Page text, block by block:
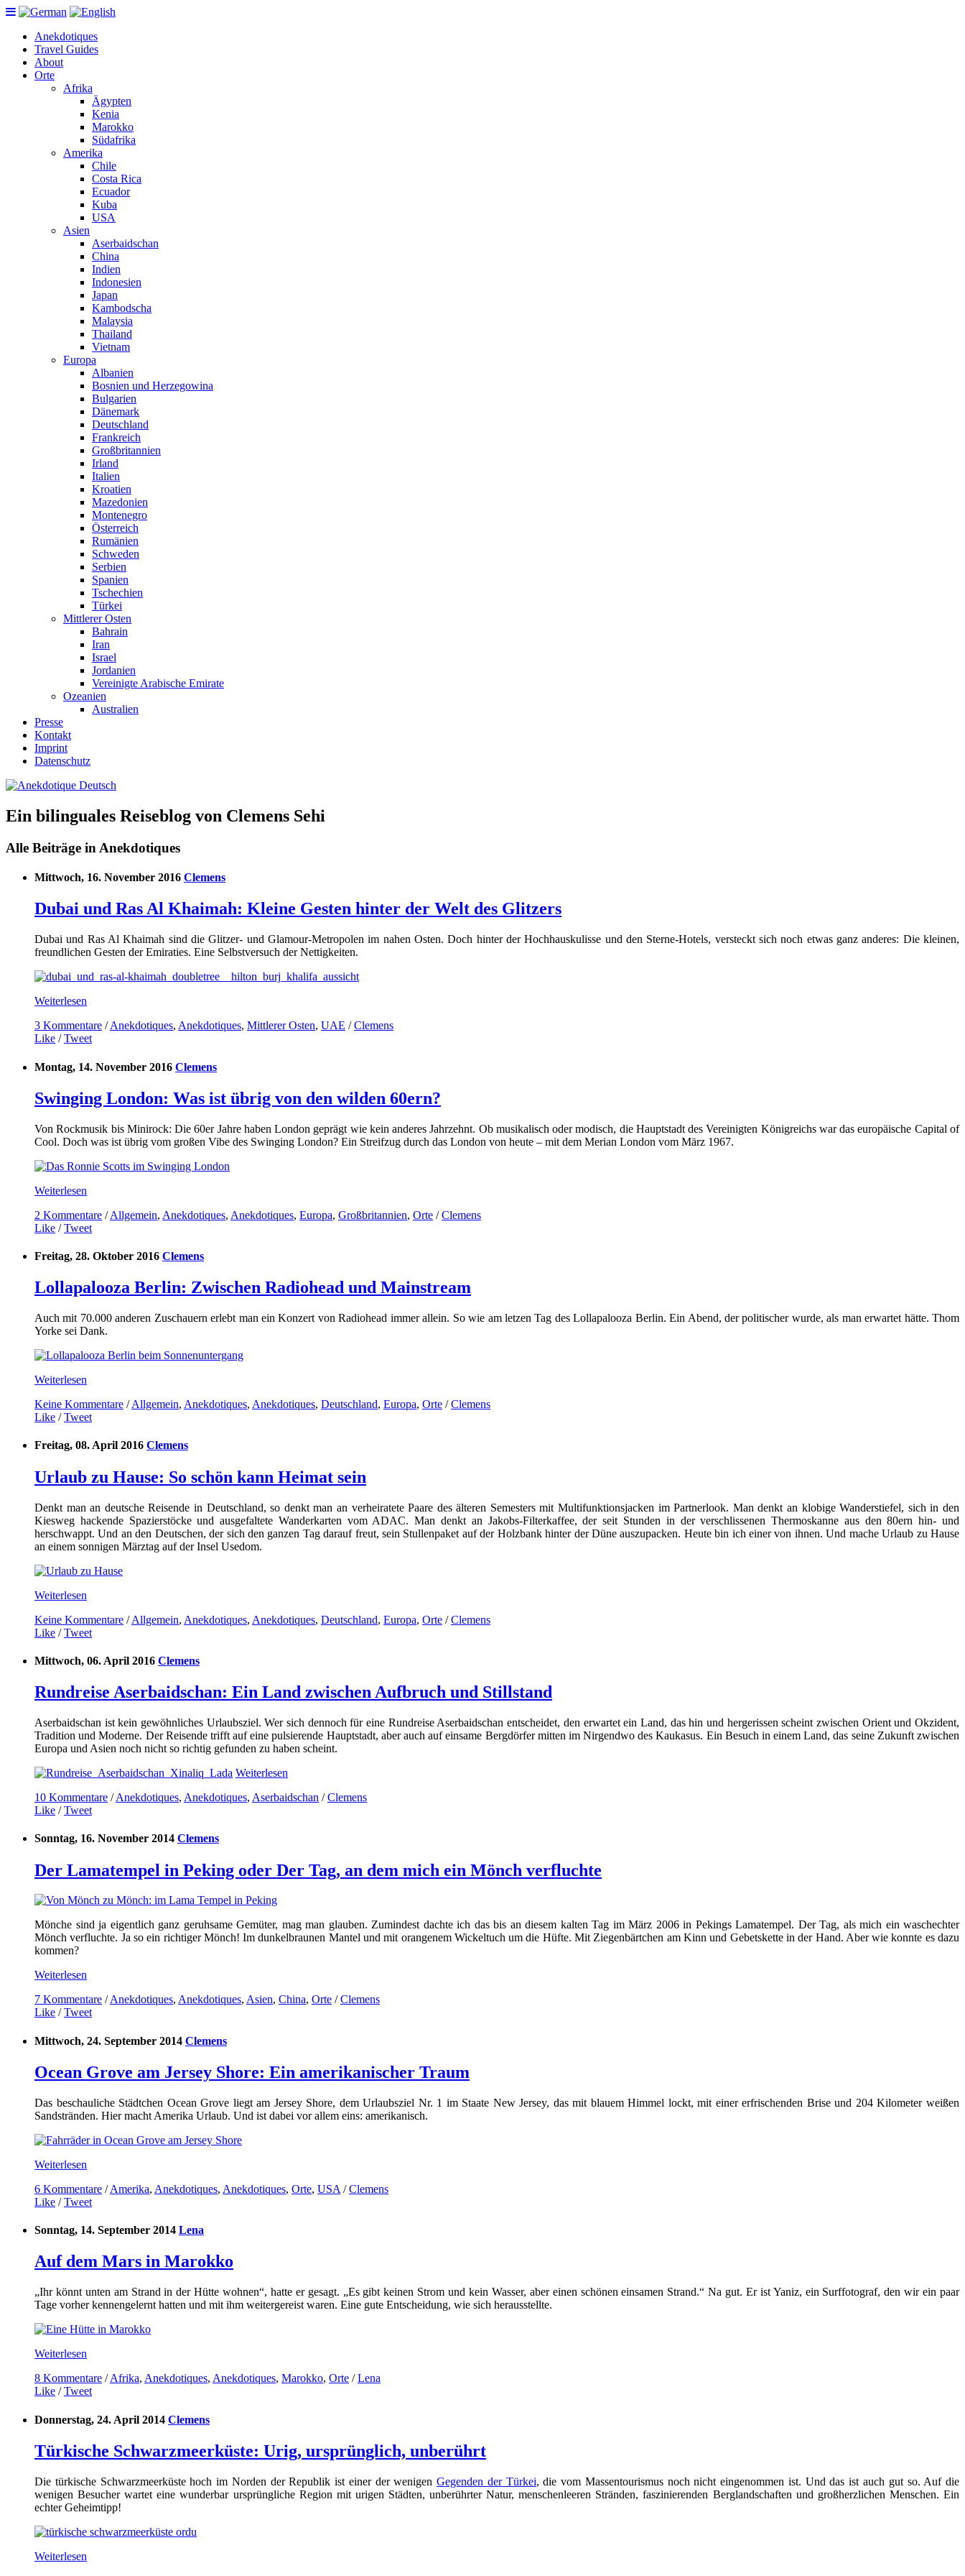
Anekdotiques
Travel Guides
About
Orte
Afrika
Ägypten
Kenia
Marokko
Südafrika
Amerika
Chile
Costa Rica
Ecuador
Kuba
USA
Asien
Aserbaidschan
China
Indien
Indonesien
Japan
Kambodscha
Malaysia
Thailand
Vietnam
Europa
Albanien
Bosnien und Herzegowina
Bulgarien
Dänemark
Deutschland
Frankreich
Großbritannien
Irland
Italien
Kroatien
Mazedonien
Montenegro
Österreich
Rumänien
Schweden
Serbien
Spanien
Tschechien
Türkei
Mittlerer Osten
Bahrain
Iran
Israel
Jordanien
Vereinigte Arabische Emirate
Ozeanien
Australien
Presse
Kontakt
Imprint
Datenschutz
Ein bilinguales Reiseblog von Clemens Sehi
Alle Beiträge in Anekdotiques
Mittwoch, 16. November 2016 Clemens
Dubai und Ras Al Khaimah: Kleine Gesten hinter der Welt des Glitzers
Dubai und Ras Al Khaimah sind die Glitzer- und Glamour-Metropolen im nahen Osten. Doch hinter der Hochhauskulisse und den Sterne-Hotels, versteckt sich noch etwas ganz anderes: Die kleinen,
freundlichen Gesten der Emiraties. Eine Selbstversuch der Nettigkeiten.
Weiterlesen
3 Kommentare /Anekdotiques, Anekdotiques, Mittlerer Osten, UAE /Clemens
Like /Tweet
Montag, 14. November 2016 Clemens
Swinging London: Was ist übrig von den wilden 60ern?
Von Rockmusik bis Minirock: Die 60er Jahre haben London geprägt wie kein anderes Jahrzehnt. Ob musikalisch oder modisch, die Hauptstadt des Vereinigten Königreichs war das europäische Capital of
Cool. Doch was ist übrig vom großen Vibe des Swinging London? Ein Streifzug durch das London von heute – mit dem Merian London vom März 1967.
Weiterlesen
2 Kommentare /Allgemein, Anekdotiques, Anekdotiques, Europa, Großbritannien, Orte /Clemens
Like /Tweet
Freitag, 28. Oktober 2016 Clemens
Lollapalooza Berlin: Zwischen Radiohead und Mainstream
Auch mit 70.000 anderen Zuschauern erlebt man ein Konzert von Radiohead immer allein. So wie am letzen Tag des Lollapalooza Berlin. Ein Abend, der politischer wurde, als man erwartet hätte. Thom
Yorke sei Dank.
Weiterlesen
Keine Kommentare /Allgemein, Anekdotiques, Anekdotiques, Deutschland, Europa, Orte /Clemens
Like /Tweet
Freitag, 08. April 2016 Clemens
Urlaub zu Hause: So schön kann Heimat sein
Denkt man an deutsche Reisende in Deutschland, so denkt man an verheiratete Paare des älteren Semesters mit Multifunktionsjacken im Partnerlook. Man denkt an klobige Wanderstiefel, sich in den
Kiesweg hackende Spazierstöcke und ausgefaltete Wanderkarten vom ADAC. Man denkt an Jakobs-Filterkaffee, der seit Stunden in der verschlissenen Thermoskanne aus den 80ern hin- und
herschwappt. Und an den Deutschen, der sich den ganzen Tag darauf freut, sein Stullenpaket auf der Holzbank hinter der Düne auszupacken. Heute bin ich einer von ihnen. Und mache Urlaub zu Hause
an einem sonnigen Märztag auf der Insel Usedom.
Weiterlesen
Keine Kommentare /Allgemein, Anekdotiques, Anekdotiques, Deutschland, Europa, Orte /Clemens
Like /Tweet
Mittwoch, 06. April 2016 Clemens
Rundreise Aserbaidschan: Ein Land zwischen Aufbruch und Stillstand
Aserbaidschan ist kein gewöhnliches Urlaubsziel. Wer sich dennoch für eine Rundreise Aserbaidschan entscheidet, den erwartet ein Land, das hin und hergerissen scheint zwischen Orient und Okzident,
Tradition und Moderne. Der Reisende trifft auf eine pulsierende Hauptstadt, aber auch auf einsame Bergdörfer mitten im Nirgendwo des Kaukasus. Ein Besuch in einem Land, das seine Zukunft zwischen
Europa und Asien noch nicht so richtig gefunden zu haben scheint.
Weiterlesen
10 Kommentare /Anekdotiques, Anekdotiques, Aserbaidschan /Clemens
Like /Tweet
Sonntag, 16. November 2014 Clemens
Der Lamatempel in Peking oder Der Tag, an dem mich ein Mönch verfluchte
Mönche sind ja eigentlich ganz geruhsame Gemüter, mag man glauben. Zumindest dachte ich das bis an diesem kalten Tag im März 2006 in Pekings Lamatempel. Der Tag, als mich ein waschechter
Mönch verfluchte. Ja so ein richtiger Mönch! Im dunkelbraunen Mantel und mit orangenem Wickeltuch um die Hüfte. Mit Ziegenbärtchen am Kinn und Gebetskette in der Hand. Aber wie konnte es dazu
kommen?
Weiterlesen
7 Kommentare /Anekdotiques, Anekdotiques, Asien, China, Orte /Clemens
Like /Tweet
Mittwoch, 24. September 2014 Clemens
Ocean Grove am Jersey Shore: Ein amerikanischer Traum
Das beschauliche Städtchen Ocean Grove liegt am Jersey Shore, dem Urlaubsziel Nr. 1 im Staate New Jersey, das mit blauem Himmel lockt, mit einer erfrischenden Brise und 204 Kilometer weißen
Sandstränden. Hier macht Amerika Urlaub. Und ist dabei vor allem eins: amerikanisch.
Weiterlesen
6 Kommentare /Amerika, Anekdotiques, Anekdotiques, Orte, USA /Clemens
Like /Tweet
Sonntag, 14. September 2014 Lena
Auf dem Mars in Marokko
„Ihr könnt unten am Strand in der Hütte wohnen“, hatte er gesagt. „Es gibt keinen Strom und kein Wasser, aber einen schönen einsamen Strand.“ Na gut. Er ist Yaniz, ein Surffotograf, den wir ein paar
Tage vorher kennengelernt hatten und mit ihm weitergereist waren. Eine gute Entscheidung, wie sich herausstellte.
Weiterlesen
8 Kommentare /Afrika, Anekdotiques, Anekdotiques, Marokko, Orte /Lena
Like /Tweet
Donnerstag, 24. April 2014 Clemens
Türkische Schwarzmeerküste: Urig, ursprünglich, unberührt
Die türkische Schwarzmeerküste hoch im Norden der Republik ist einer der wenigenGegenden der Türkei, die vom Massentourismus noch nicht eingenommen ist. Und das ist auch gut so. Auf die
wenigen Besucher wartet eine wunderbar ursprüngliche Region mit urigen Städten, unberührter Natur, menschenleeren Stränden, faszinierenden Berglandschaften und großherzlichen Menschen. Ein
echter Geheimtipp!
Weiterlesen